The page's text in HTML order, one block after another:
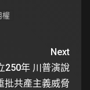
權
Next
250年 川普演說
批共產主義威脅